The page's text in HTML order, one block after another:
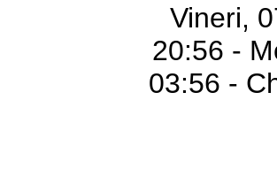
Vineri,
20:56 -
03:56 -